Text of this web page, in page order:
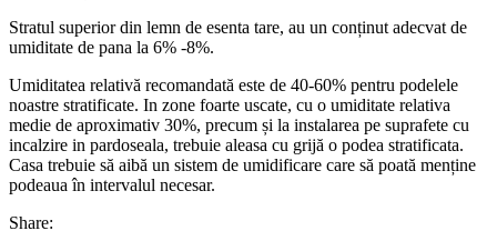
Stratul superior din lemn de esenta tare, au un conținut adecvat de
umiditate de pana la 6% -8%.
Umiditatea relativă recomandată este de 40-60% pentru podelele
noastre stratificate. In zone foarte uscate, cu o umiditate relativa
medie de aproximativ 30%, precum și la instalarea pe suprafete cu
incalzire in pardoseala, trebuie aleasa cu grijă o podea stratificata.
Casa trebuie să aibă un sistem de umidificare care să poată menține
podeaua în intervalul necesar.
Share: